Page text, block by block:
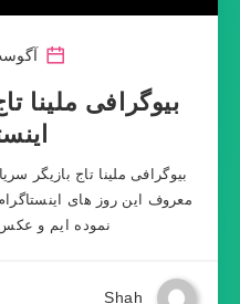
آگوست 12,
بیوگرافی ملینا
بیوگرافی ملینا تاج بازیگر
معروف این روز های
نموده ایم و
Shah